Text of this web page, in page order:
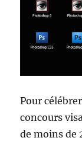
Pour
concours
de moins de